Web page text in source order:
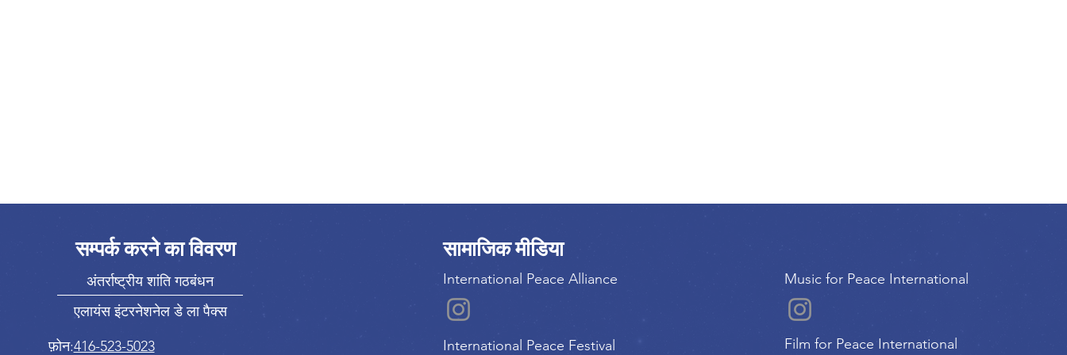
सम्पर्क करने का विवरण
अंतर्राष्ट्रीय शांति गठबंधन
एलायंस इंटरनेशनेल डे ला पैक्स
फ़ोन:416-523-5023
सामाजिक मीडिया
International Peace Alliance
International Peace Festival
Music for Peace International
Film for Peace International